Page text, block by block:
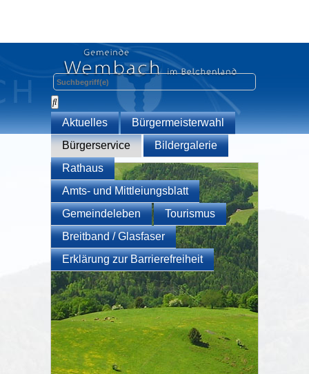
Aktuelles
Bürgermeisterwahl
Bürgerservice
Bildergalerie
Rathaus
Amts- und Mittleiungsblatt
Gemeindeleben
Tourismus
Breitband / Glasfaser
Erklärung zur Barrierefreiheit